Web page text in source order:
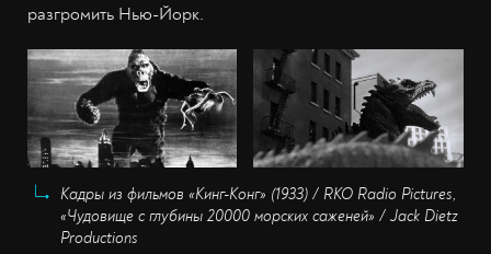
разгромить Нью-Йорк.
Кадры из фильмов «Кинг-Конг» (1933) / RKO Radio Pictures,
«Чудовище с глубины 20000 морских саженей» / Jack Dietz
Productions